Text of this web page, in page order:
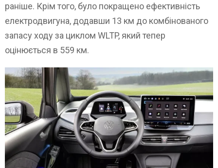
раніше. Крім того, було покращено ефективність
електродвигуна, додавши 13 км до комбінованого
запасу ходу за циклом WLTP, який тепер
оцінюється в 559 км.